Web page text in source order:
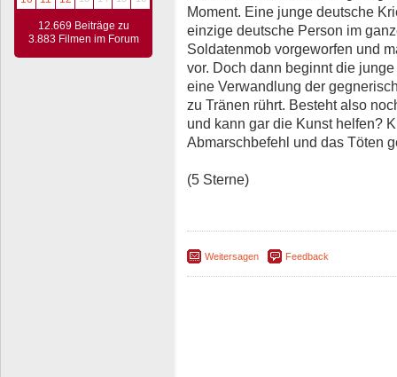
12.669 Beiträge zu
3.883 Filmen im Forum
Moment. Eine junge deutsche
einzige deutsche Person im
Soldatenmob vorgeworfen und
vor. Doch dann beginnt die
eine Verwandlung der
zu Tränen rührt. Besteht also
und kann gar die Kunst helfen?
Abmarschbefehl und das Töten
(5 Sterne)
Weitersagen Feedback